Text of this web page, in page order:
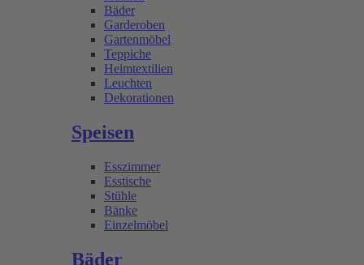
Bäder
Garderoben
Gartenmöbel
Teppiche
Heimtextilien
Leuchten
Dekorationen
Speisen
Esszimmer
Esstische
Stühle
Bänke
Einzelmöbel
Bäder